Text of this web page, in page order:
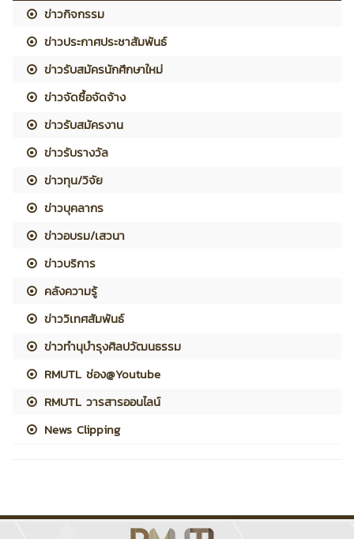
ข่าวกิจกรรม
ข่าวประกาศประชาสัมพันธ์
ข่าวรับสมัครนักศึกษาใหม่
ข่าวจัดซื้อจัดจ้าง
ข่าวรับสมัครงาน
ข่าวรับรางวัล
ข่าวทุน/วิจัย
ข่าวบุคลากร
ข่าวอบรม/เสวนา
ข่าวบริการ
คลังความรู้
ข่าววิเทศสัมพันธ์
ข่าวทำนุบำรุงศิลปวัฒนธรรม
RMUTL ช่อง@Youtube
RMUTL วารสารออนไลน์
News Clipping